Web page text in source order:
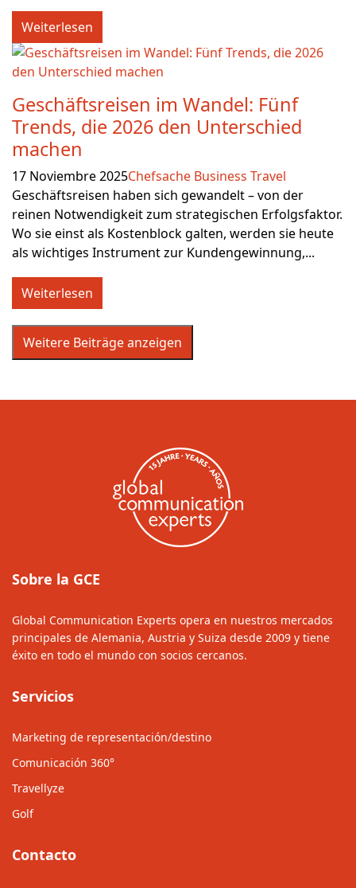
Weiterlesen
Geschäftsreisen im Wandel: Fünf
Trends, die 2026 den Unterschied
machen
17 Noviembre 2025Chefsache Business Travel
Geschäftsreisen haben sich gewandelt – von der
reinen Notwendigkeit zum strategischen Erfolgsfaktor.
Wo sie einst als Kostenblock galten, werden sie heute
als wichtiges Instrument zur Kundengewinnung,...
Weiterlesen
Weitere Beiträge anzeigen
Sobre la GCE
Global Communication Experts opera en nuestros mercados
principales de Alemania, Austria y Suiza desde 2009 y tiene
éxito en todo el mundo con socios cercanos.
Servicios
Marketing de representación/destino
Comunicación 360°
Travellyze
Golf
Contacto